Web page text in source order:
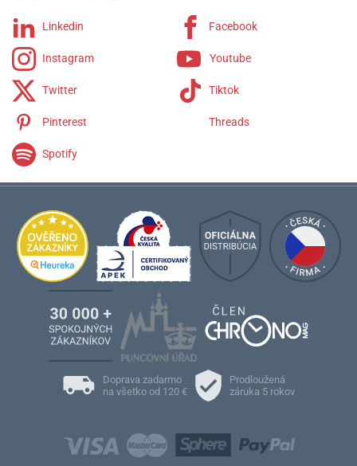
Fiaba
Masterpiece
Pontos
1975
Linkedin Facebook
Instagram Youtube
Twitter Tiktok
Pinterest Threads
Spotify
Doprava zadarmo
na všetko od 120 €
Prodloužená
záruka 5 rokov